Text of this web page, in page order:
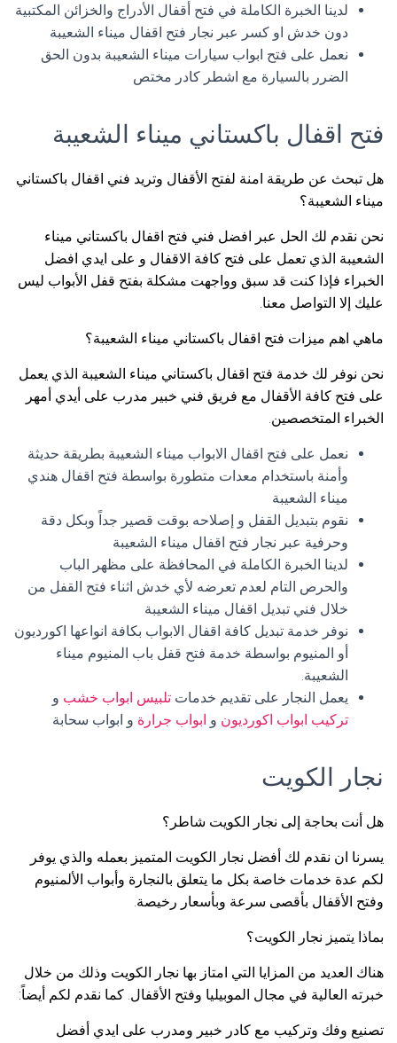
لدينا الخبرة الكاملة في فتح أقفال الأدراج والخزائن المكتبية
دون خدش او كسر عبر نجار فتح اقفال ميناء الشعيبة
نعمل على فتح ابواب سيارات ميناء الشعيبة بدون الحق
الضرر بالسيارة مع اشطر كادر مختص
فتح اقفال باكستاني ميناء الشعيبة
هل تبحث عن طريقة امنة لفتح الأقفال وتريد فني اقفال باكستاني
ميناء الشعيبة؟
نحن نقدم لك الحل عبر افضل فني فتح اقفال باكستاني ميناء
الشعيبة الذي تعمل على فتح كافة الاقفال و على ايدي افضل
الخبراء فإذا كنت قد سبق وواجهت مشكلة بفتح قفل الأبواب ليس
عليك إلا التواصل معنا.
ماهي اهم ميزات فتح اقفال باكستاني ميناء الشعيبة؟
نحن نوفر لك خدمة فتح اقفال باكستاني ميناء الشعيبة الذي يعمل
على فتح كافة الأقفال مع فريق فني خبير مدرب على أيدي أمهر
الخبراء المتخصصين.
نعمل على فتح اقفال الابواب ميناء الشعيبة بطريقة حديثة
وأمنة باستخدام معدات متطورة بواسطة فتح اقفال هندي
ميناء الشعيبة
نقوم بتبديل القفل و إصلاحه بوقت قصير جداً وبكل دقة
وحرفية عبر نجار فتح اقفال ميناء الشعيبة
لدينا الخبرة الكاملة في المحافظة على مظهر الباب
والحرص التام لعدم تعرضه لأي خدش اثناء فتح القفل من
خلال فني تبديل اقفال ميناء الشعيبة
نوفر خدمة تبديل كافة اقفال الابواب بكافة انواعها اكورديون
أو المنيوم بواسطة خدمة فتح قفل باب المنيوم ميناء
الشعيبة.
يعمل النجار على تقديم خدمات تلبيس ابواب خشب و
تركيب ابواب اكورديون و ابواب جرارة و ابواب سحابة
نجار الكويت
هل أنت بحاجة إلى نجار الكويت شاطر؟
يسرنا ان نقدم لك أفضل نجار الكويت المتميز بعمله والذي يوفر
لكم عدة خدمات خاصة بكل ما يتعلق بالنجارة وأبواب الألمنيوم
وفتح الأقفال بأقصى سرعة وبأسعار رخيصة.
بماذا يتميز نجار الكويت؟
هناك العديد من المزايا التي امتاز بها نجار الكويت وذلك من خلال
خبرته العالية في مجال الموبيليا وفتح الأقفال. كما نقدم لكم أيضاً:
تصنيع وفك وتركيب مع كادر خبير ومدرب على ايدي أفضل